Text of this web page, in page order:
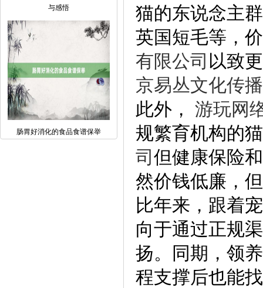
与感悟
肠胃好消化的食品食谱保举
猫的东说念主
英国短毛等，
有限公司 以致
京易丛文化传
此外， 游 玩 网
规繁育机构的
司 但健康保险
然价钱低廉，
比年来，跟着
向于通过正规
扬。同期，领
程支撑后也能